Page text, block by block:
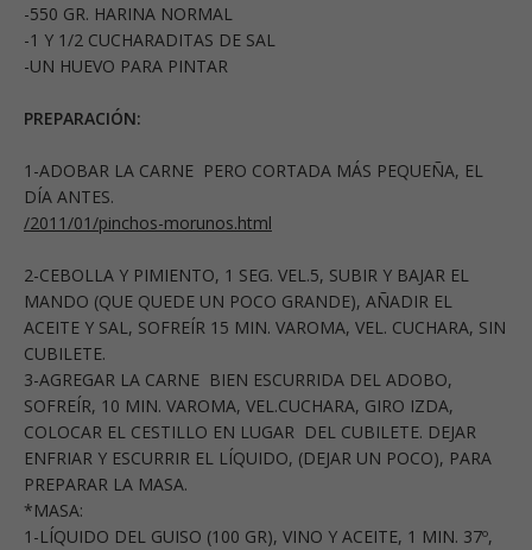
-550 GR. HARINA NORMAL
-1 Y 1/2 CUCHARADITAS DE SAL
-UN HUEVO PARA PINTAR
PREPARACIÓN:
1-ADOBAR LA CARNE PERO CORTADA MÁS PEQUEÑA, EL
DÍA ANTES.
/2011/01/pinchos-morunos.html
2-CEBOLLA Y PIMIENTO, 1 SEG. VEL.5, SUBIR Y BAJAR EL
MANDO (QUE QUEDE UN POCO GRANDE), AÑADIR EL
ACEITE Y SAL, SOFREÍR 15 MIN. VAROMA, VEL. CUCHARA, SIN
CUBILETE.
3-AGREGAR LA CARNE BIEN ESCURRIDA DEL ADOBO,
SOFREÍR, 10 MIN. VAROMA, VEL.CUCHARA, GIRO IZDA,
COLOCAR EL CESTILLO EN LUGAR DEL CUBILETE. DEJAR
ENFRIAR Y ESCURRIR EL LÍQUIDO, (DEJAR UN POCO), PARA
PREPARAR LA MASA.
*MASA:
1-LÍQUIDO DEL GUISO (100 GR), VINO Y ACEITE, 1 MIN. 37º,